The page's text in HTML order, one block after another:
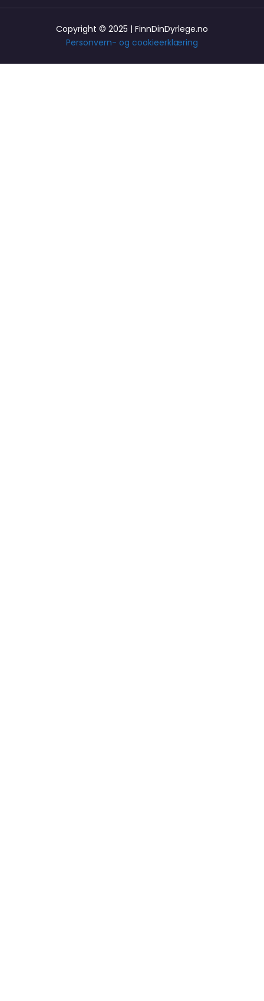
Copyright © 2025 | FinnDinDyrlege.no
Personvern- og cookieerklæring